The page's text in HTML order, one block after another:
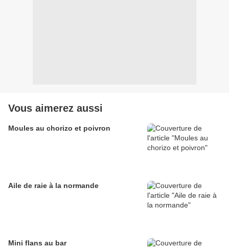
Vous aimerez aussi
Moules au chorizo et poivron
Aile de raie à la normande
Mini flans au bar